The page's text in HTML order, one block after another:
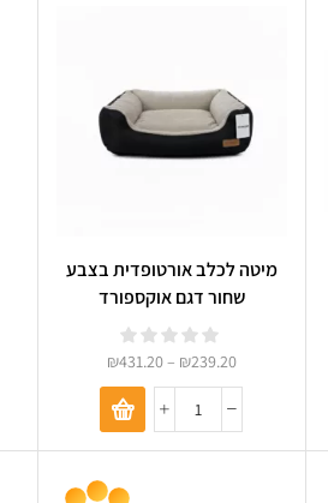
מיטה לכלב אורטופדית בצבע
שחור דגם אוקספורד
₪239.20
–
₪431.20